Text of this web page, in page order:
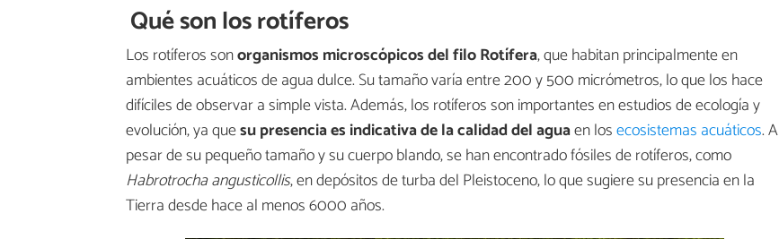
Qué son los rotíferos
Los rotíferos sonorganismos microscópicos del filo Rotífera, que habitan principalmente en
ambientes acuáticos de agua dulce. Su tamaño varía entre 200 y 500 micrómetros, lo que los hace
difíciles de observar a simple vista. Además, los rotíferos son importantes en estudios de ecología y
evolución, ya quesu presencia es indicativa de la calidad del aguaen losecosistemas acuáticos. A
pesar de su pequeño tamaño y su cuerpo blando, se han encontrado fósiles de rotíferos, como
Habrotrocha angusticollis, en depósitos de turba del Pleistoceno, lo que sugiere su presencia en la
Tierra desde hace al menos 6000 años.